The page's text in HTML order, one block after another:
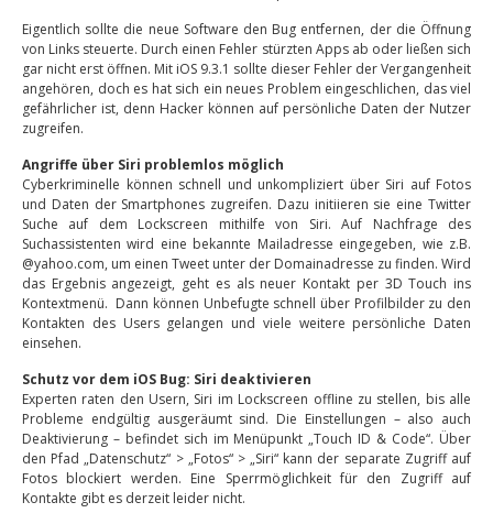
Eigentlich sollte die neue Software den Bug entfernen, der die Öffnung
von Links steuerte. Durch einen Fehler stürzten Apps ab oder ließen sich
gar nicht erst öffnen. Mit iOS 9.3.1 sollte dieser Fehler der Vergangenheit
angehören, doch es hat sich ein neues Problem eingeschlichen, das viel
gefährlicher ist, denn Hacker können auf persönliche Daten der Nutzer
zugreifen.
Angriffe über Siri problemlos möglich
Cyberkriminelle können schnell und unkompliziert über Siri auf Fotos
und Daten der Smartphones zugreifen. Dazu initiieren sie eine Twitter
Suche auf dem Lockscreen mithilfe von Siri. Auf Nachfrage des
Suchassistenten wird eine bekannte Mailadresse eingegeben, wie z.B.
@yahoo.com, um einen Tweet unter der Domainadresse zu finden. Wird
das Ergebnis angezeigt, geht es als neuer Kontakt per 3D Touch ins
Kontextmenü. Dann können Unbefugte schnell über Profilbilder zu den
Kontakten des Users gelangen und viele weitere persönliche Daten
einsehen.
Schutz vor dem iOS Bug: Siri deaktivieren
Experten raten den Usern, Siri im Lockscreen offline zu stellen, bis alle
Probleme endgültig ausgeräumt sind. Die Einstellungen – also auch
Deaktivierung – befindet sich im Menüpunkt „Touch ID & Code“. Über
den Pfad „Datenschutz“ > „Fotos“ > „Siri“ kann der separate Zugriff auf
Fotos blockiert werden. Eine Sperrmöglichkeit für den Zugriff auf
Kontakte gibt es derzeit leider nicht.